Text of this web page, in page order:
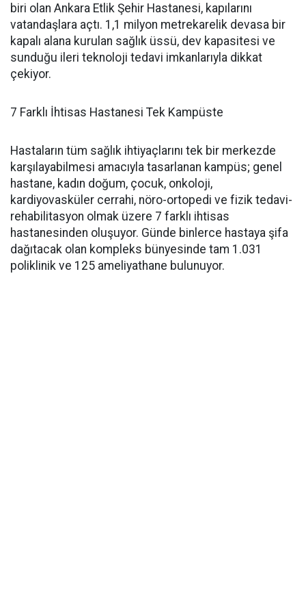
biri olan Ankara Etlik Şehir Hastanesi, kapılarını
vatandaşlara açtı. 1,1 milyon metrekarelik devasa bir
kapalı alana kurulan sağlık üssü, dev kapasitesi ve
sunduğu ileri teknoloji tedavi imkanlarıyla dikkat
çekiyor.
7 Farklı İhtisas Hastanesi Tek Kampüste
Hastaların tüm sağlık ihtiyaçlarını tek bir merkezde
karşılayabilmesi amacıyla tasarlanan kampüs; genel
hastane, kadın doğum, çocuk, onkoloji,
kardiyovasküler cerrahi, nöro-ortopedi ve fizik tedavi-
rehabilitasyon olmak üzere 7 farklı ihtisas
hastanesinden oluşuyor. Günde binlerce hastaya şifa
dağıtacak olan kompleks bünyesinde tam 1.031
poliklinik ve 125 ameliyathane bulunuyor.